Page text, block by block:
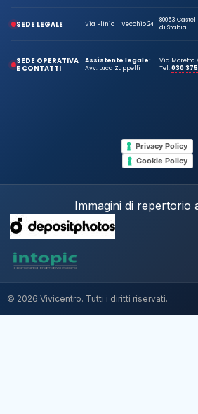
SEDE LEGALE Via Plinio Il Vecchio 24
80053
di Stabia
SEDE OPERATIVA
E CONTATTI
Assistente legale:
Avv. Luca Zuppelli
Via Moretto
Tel.030
Privacy Policy
Cookie Policy
Immagini di repertorio
© 2026 Vivicentro. Tutti i diritti riservati.